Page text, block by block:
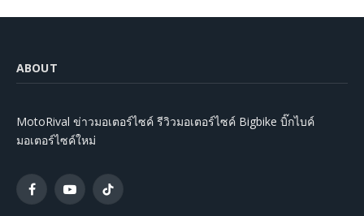
ABOUT
MotoRival ข่าวมอเตอร์ไซค์ รีวิวมอเตอร์ไซค์ Bigbike บิ๊กไบค์
มอเตอร์ไซค์ใหม่
FacebookYouTubeTikTok